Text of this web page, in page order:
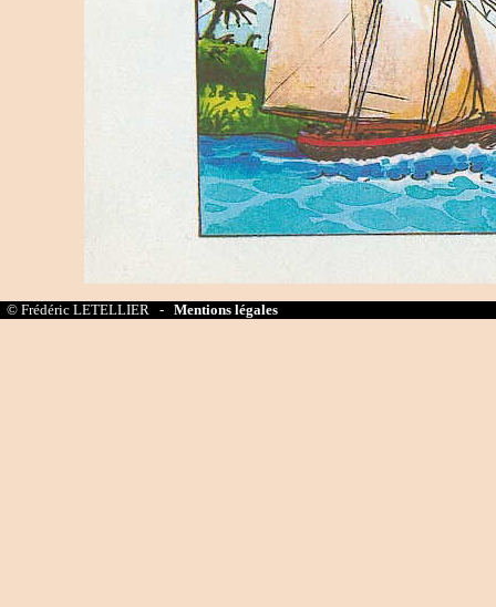
© Frédéric LETELLIER - Mentions légales